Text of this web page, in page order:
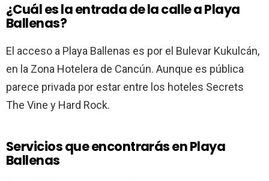
¿Cuál es la entrada de la calle a Playa
Ballenas?
El acceso a Playa Ballenas es por el Bulevar Kukulcán,
en la Zona Hotelera de Cancún. Aunque es pública
parece privada por estar entre los hoteles Secrets
The Vine y Hard Rock.
Servicios que encontrarás en Playa
Ballenas